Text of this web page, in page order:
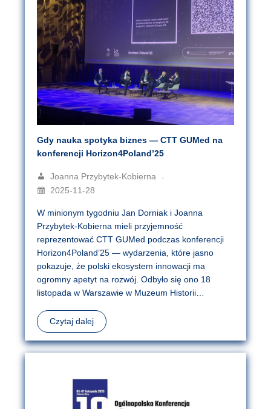
Gdy nauka spotyka biznes — CTT GUMed na
konferencji Horizon4Poland’25
Joanna Przybytek-Kobierna
2025-11-28
W minionym tygodniu Jan Dorniak i Joanna
Przybytek-Kobierna mieli przyjemność
reprezentować CTT GUMed podczas konferencji
Horizon4Poland’25 — wydarzenia, które jasno
pokazuje, że polski ekosystem innowacji ma
ogromny apetyt na rozwój. Odbyło się ono 18
listopada w Warszawie w Muzeum Historii…
Czytaj dalej